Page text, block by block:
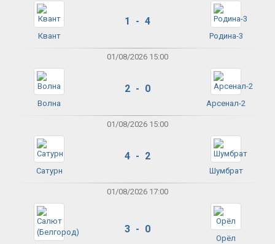
Квант
1 - 4
Родина-3
01/08/2026 15:00
Волна
2 - 0
Арсенал-2
01/08/2026 15:00
Сатурн
4 - 2
Шумбрат
01/08/2026 17:00
3 - 0
Орёл